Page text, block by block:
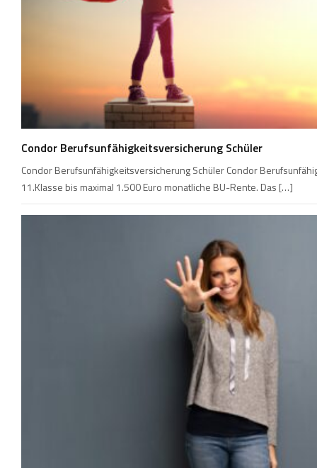
Condor Berufsunfähigkeitsversicherung Schüler
Condor Berufsunfähigkeitsversicherung Schüler Condor
11.Klasse bis maximal 1.500 Euro monatliche BU-Rente. Das […]